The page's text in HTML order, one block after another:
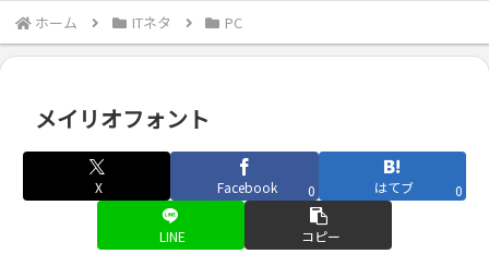
ホーム ITネタ PC
メイリオフォント
X Facebook 0 はてブ 0
LINE コピー